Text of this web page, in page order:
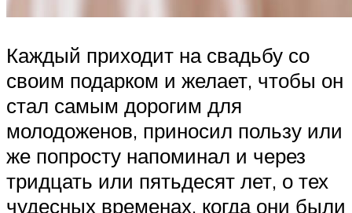
Каждый приходит на свадьбу со
своим подарком и желает, чтобы он
стал самым дорогим для
молодоженов, приносил пользу или
же попросту напоминал и через
тридцать или пятьдесят лет, о тех
чудесных временах, когда они были